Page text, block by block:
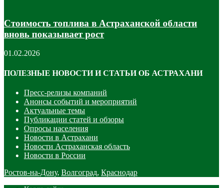
Стоимость топлива в Астраханской области
вновь показывает рост
01.02.2026
ПОЛЕЗНЫЕ НОВОСТИ И СТАТЬИ ОБ АСТРАХАНИ
Пресс-релизы компаний
Анонсы событий и мероприятий
Актуальные темы
Публикации статей и обзоры
Опросы населения
Новости в Астрахани
Новости Астраханская область
Новости в России
Ростов-на-Дону, Волгоград, Краснодар